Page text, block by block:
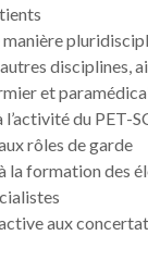
disciplines,
et
l’activité du PET-
rôles de garde
la formation des
aux